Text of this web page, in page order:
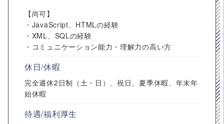
【尚可】
・JavaScript、HTMLの経験
・XML、SQLの経験
・コミュニケーション能力・理解力の高い方
休日/休暇
完全週休2日制（土・日）、祝日、夏季休暇、年末年
始休暇
待遇/福利厚生